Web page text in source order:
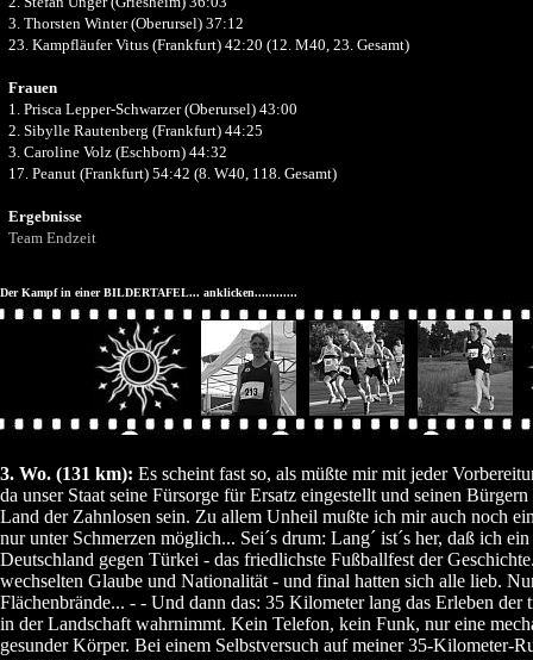
3. Thorsten Winter (Oberursel) 37:12
23. Kampfläufer Vitus (Frankfurt) 42:20 (12. M40, 23. Gesamt)
Frauen
1. Prisca Lepper-Schwarzer (Oberursel) 43:00
2. Sibylle Rautenberg (Frankfurt) 44:25
3. Caroline Volz (Eschborn) 44:32
17. Peanut (Frankfurt) 54:42 (8. W40, 118. Gesamt)
Ergebnisse
Team Endzeit
Der Kampf in einer BILDERTAFEL... anklicken............
3. Wo. (131 km): Es scheint fast so, als müßte mir mit jeder
da unser Staat seine Fürsorge für Ersatz eingestellt und seinen
Land der Zahnlosen sein. Zu allem Unheil mußte ich mir auch noch
nur unter Schmerzen möglich... Sei´s drum: Lang´ ist´s her, daß ich
Deutschland gegen Türkei - das friedlichste Fußballfest der
wechselten Glaube und Nationalität - und final hatten sich alle lieb.
Flächenbrände... - - Und dann das: 35 Kilometer lang das Erleben
in der Landschaft wahrnimmt. Kein Telefon, kein Funk, nur eine
gesunder Körper. Bei einem Selbstversuch auf meiner 35-Kilometer-